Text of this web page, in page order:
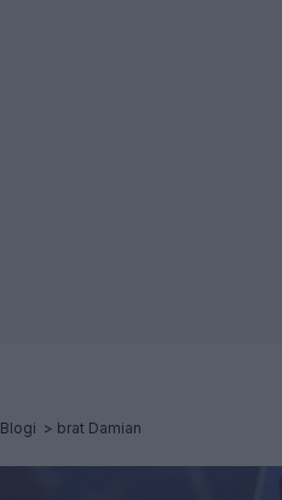
Blogi brat Damian